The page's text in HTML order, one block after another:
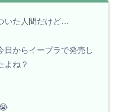
いた人間だけど…
日からイープラで発売し
よね？